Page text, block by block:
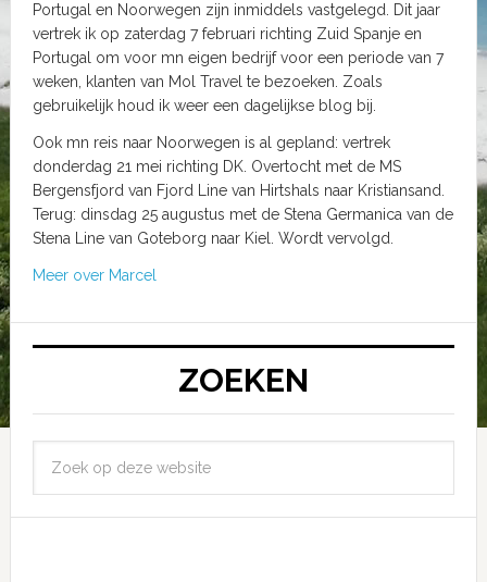
Portugal en Noorwegen zijn inmiddels vastgelegd. Dit jaar
vertrek ik op zaterdag 7 februari richting Zuid Spanje en
Portugal om voor mn eigen bedrijf voor een periode van 7
weken, klanten van Mol Travel te bezoeken. Zoals
gebruikelijk houd ik weer een dagelijkse blog bij.
Ook mn reis naar Noorwegen is al gepland: vertrek
donderdag 21 mei richting DK. Overtocht met de MS
Bergensfjord van Fjord Line van Hirtshals naar Kristiansand.
Terug: dinsdag 25 augustus met de Stena Germanica van de
Stena Line van Goteborg naar Kiel. Wordt vervolgd.
Meer over Marcel
ZOEKEN